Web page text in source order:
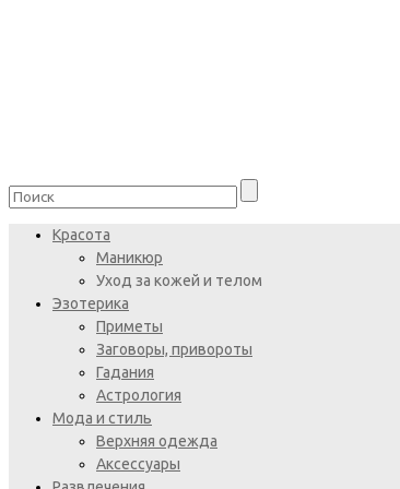
Красота
Маникюр
Уход за кожей и телом
Эзотерика
Приметы
Заговоры, привороты
Гадания
Астрология
Мода и стиль
Верхняя одежда
Аксессуары